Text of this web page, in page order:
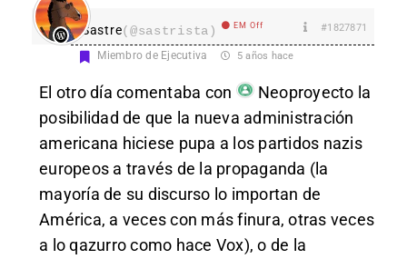
Sastre(@sastrista) EM Off #1827871
Miembro de Ejecutiva 5 años hace
El otro día comentaba con Neoproyecto la
posibilidad de que la nueva administración
americana hiciese pupa a los partidos nazis
europeos a través de la propaganda (la
mayoría de su discurso lo importan de
América, a veces con más finura, otras veces
a lo qazurro como hace Vox), o de la